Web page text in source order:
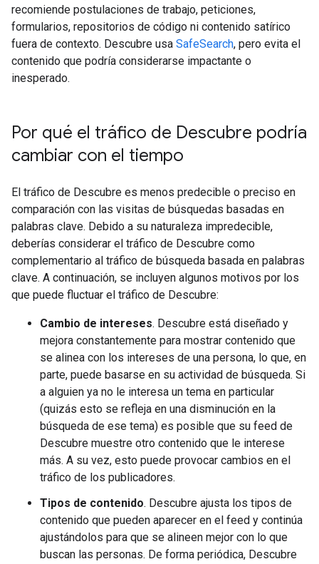
recomiende postulaciones de trabajo, peticiones,
formularios, repositorios de código ni contenido satírico
fuera de contexto. Descubre usa SafeSearch, pero evita el
contenido que podría considerarse impactante o
inesperado.
Por qué el tráfico de Descubre podría
cambiar con el tiempo
El tráfico de Descubre es menos predecible o preciso en
comparación con las visitas de búsquedas basadas en
palabras clave. Debido a su naturaleza impredecible,
deberías considerar el tráfico de Descubre como
complementario al tráfico de búsqueda basada en palabras
clave. A continuación, se incluyen algunos motivos por los
que puede fluctuar el tráfico de Descubre:
Cambio de intereses. Descubre está diseñado y
mejora constantemente para mostrar contenido que
se alinea con los intereses de una persona, lo que, en
parte, puede basarse en su actividad de búsqueda. Si
a alguien ya no le interesa un tema en particular
(quizás esto se refleja en una disminución en la
búsqueda de ese tema) es posible que su feed de
Descubre muestre otro contenido que le interese
más. A su vez, esto puede provocar cambios en el
tráfico de los publicadores.
Tipos de contenido. Descubre ajusta los tipos de
contenido que pueden aparecer en el feed y continúa
ajustándolos para que se alineen mejor con lo que
buscan las personas. De forma periódica, Descubre